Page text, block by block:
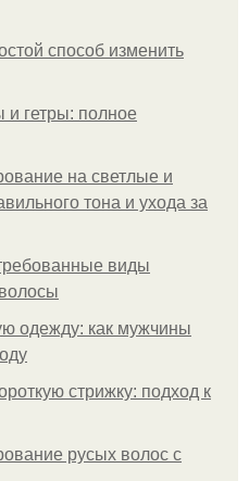
способ изменить
и гетры: полное
на светлые и
тона и ухода за
виды
одежду: как мужчины
стрижку: подход к
русых волос с